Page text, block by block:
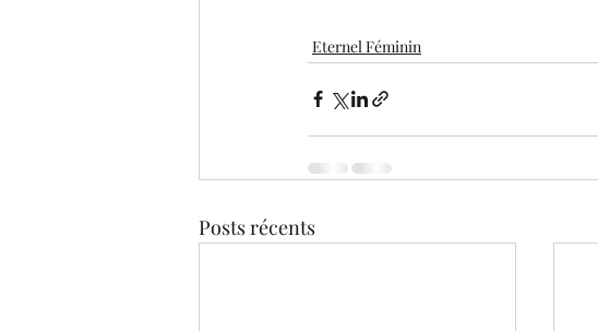
Eternel Féminin
Posts récents